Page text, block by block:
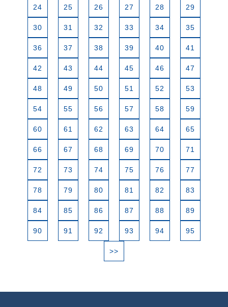
24 25 26 27 28 29
30 31 32 33 34 35
36 37 38 39 40 41
42 43 44 45 46 47
48 49 50 51 52 53
54 55 56 57 58 59
60 61 62 63 64 65
66 67 68 69 70 71
72 73 74 75 76 77
78 79 80 81 82 83
84 85 86 87 88 89
90 91 92 93 94 95
>>